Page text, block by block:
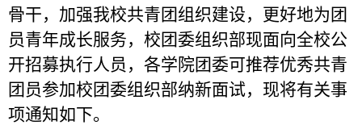
骨干，加强我校共青团组织建设，更好地为团
员青年成长服务，校团委组织部现面向全校公
开招募执行人员，各学院团委可推荐优秀共青
团员参加校团委组织部纳新面试，现将有关事
项通知如下。